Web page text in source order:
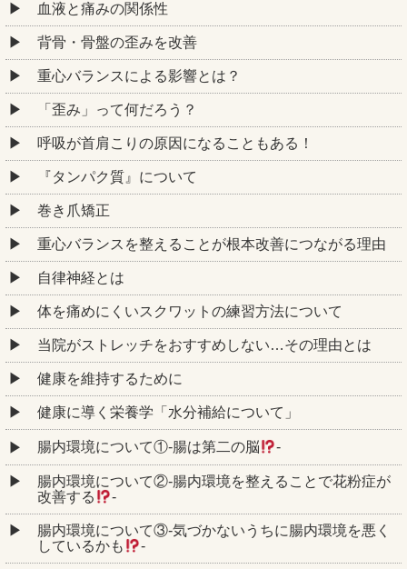
血液と痛みの関係性
背骨・骨盤の歪みを改善
重心バランスによる影響とは？
「歪み」って何だろう？
呼吸が首肩こりの原因になることもある！
『タンパク質』について
巻き爪矯正
重心バランスを整えることが根本改善につながる理由
自律神経とは
体を痛めにくいスクワットの練習方法について
当院がストレッチをおすすめしない…その理由とは
健康を維持するために
健康に導く栄養学「水分補給について」
腸内環境について①‐腸は第二の脳 ‐
腸内環境について②‐腸内環境を整えることで花粉症が
改善する
‐
腸内環境について③‐気づかないうちに腸内環境を悪く
しているかも
‐